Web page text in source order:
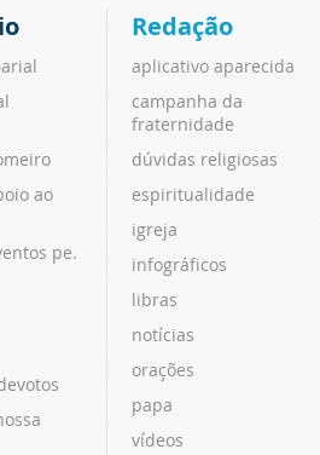
ao
pe.
Redação
aplicativo aparecida
campanha da
fraternidade
dúvidas religiosas
espiritualidade
igreja
infográficos
libras
notícias
orações
papa
vídeos